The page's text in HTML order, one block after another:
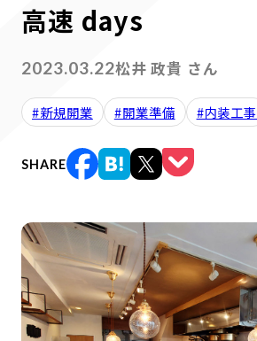
高速 days
2023.03.22松井 政貴 さん
#新規開業 #開業準備 #内装工事
SHARE